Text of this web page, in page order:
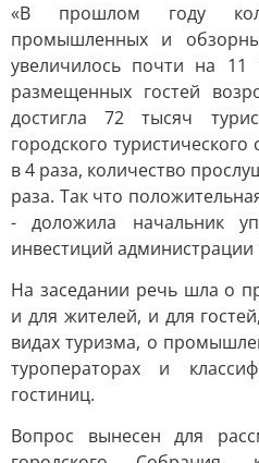
«В прошлом году
промышленных и
увеличилось почти на 11
размещенных гостей
достигла 72 тысяч
городского
в 4 раза, количество
раза. Так что
- доложила начальник
инвестиций
На заседании речь шла о
и для жителей, и для
видах туризма, о
туроператорах и
гостиниц.
Вопрос вынесен для